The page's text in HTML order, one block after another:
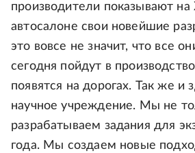
производители показывают
автосалоне свои новейшие
это вовсе не значит, что все
сегодня пойдут в
появятся на дорогах. Так же
научное учреждение. Мы не
разрабатываем задания для
года. Мы создаем новые